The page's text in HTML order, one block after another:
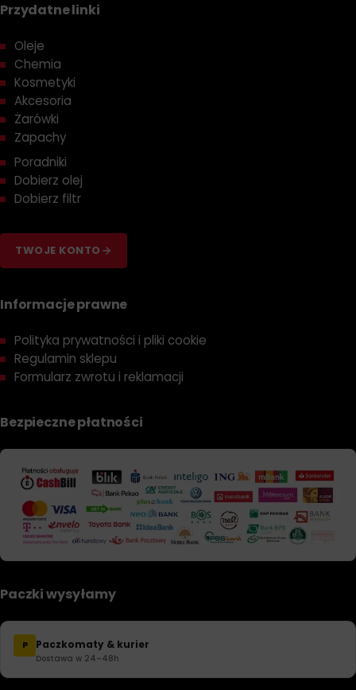
Przydatne linki
Oleje
Chemia
Kosmetyki
Akcesoria
Żarówki
Zapachy
Poradniki
Dobierz olej
Dobierz filtr
TWOJE KONTO
Informacje prawne
Polityka prywatności i pliki cookie
Regulamin sklepu
Formularz zwrotu i reklamacji
Bezpieczne płatności
Paczki wysyłamy
P Paczkomaty & kurier
Dostawa w 24–48h